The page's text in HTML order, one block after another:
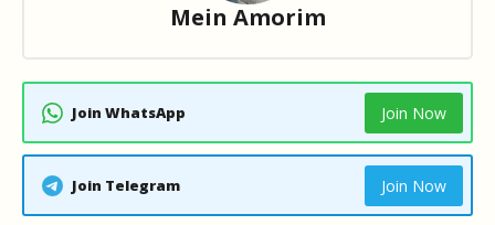
Mein Amorim
Join WhatsApp Join Now
Join Telegram Join Now